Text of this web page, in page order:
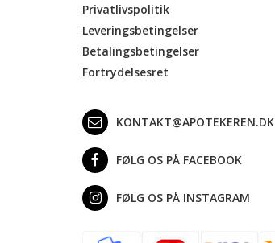
Privatlivspolitik
Leveringsbetingelser
Betalingsbetingelser
Fortrydelsesret
KONTAKT@APOTEKEREN.DK
FØLG OS PÅ FACEBOOK
FØLG OS PÅ INSTAGRAM